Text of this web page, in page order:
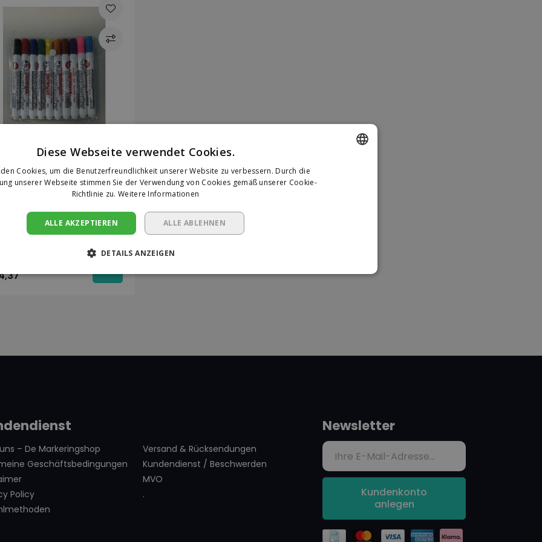
Lager
BG-10
Marker Set
Farben)
– De Markeringshop
Geschäftsbedingungen
Policy
Versand & Rücksendungen
Kundendienst / Beschwerden
MVO
.
Newsletter
Kundenkonto
anlegen
Diese Webseite verwendet Cookies.
Cookies, um die Benutzerfreundlichkeit unserer Website zu verbessern. Durch die
unserer Webseite stimmen Sie der Verwendung von Cookies gemäß unserer Cookie-
Richtlinie zu. Weitere Informationen
ALLE AKZEPTIEREN ALLE ABLEHNEN
DETAILS ANZEIGEN